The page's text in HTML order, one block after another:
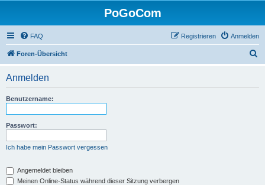
PoGoCom
FAQ Anmelden
Registrieren
Foren-Übersicht
Anmelden
Benutzername:
Passwort:
Ich habe mein Passwort vergessen
Angemeldet bleiben
Meinen Online-Status während dieser Sitzung verbergen